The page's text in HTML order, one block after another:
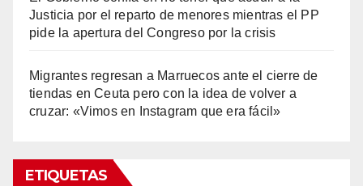
Justicia por el reparto de menores mientras el PP
pide la apertura del Congreso por la crisis
Migrantes regresan a Marruecos ante el cierre de
tiendas en Ceuta pero con la idea de volver a
cruzar: «Vimos en Instagram que era fácil»
ETIQUETAS